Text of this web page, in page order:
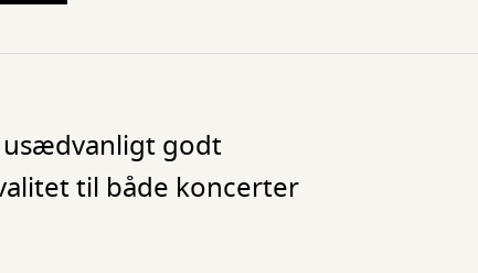
usædvanligt godt
til både koncerter